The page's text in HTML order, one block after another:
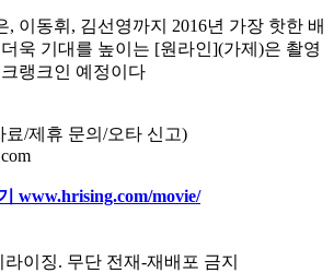
, 이동휘, 김선영까지 2016년 가장 핫한 배
욱 기대를 높이는 [원라인](가제)은 촬영
랭크인 예정이다
료/제휴 문의/오타 신고)
www.hrising.com/movie/
이징. 무단 전재-재배포 금지